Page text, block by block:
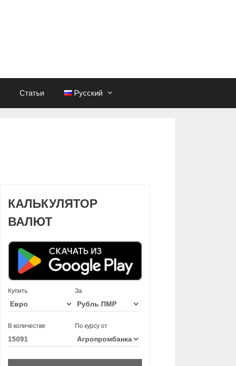
Статьи Русский
КАЛЬКУЛЯТОР
ВАЛЮТ
Купить За
В количестве По курсу от